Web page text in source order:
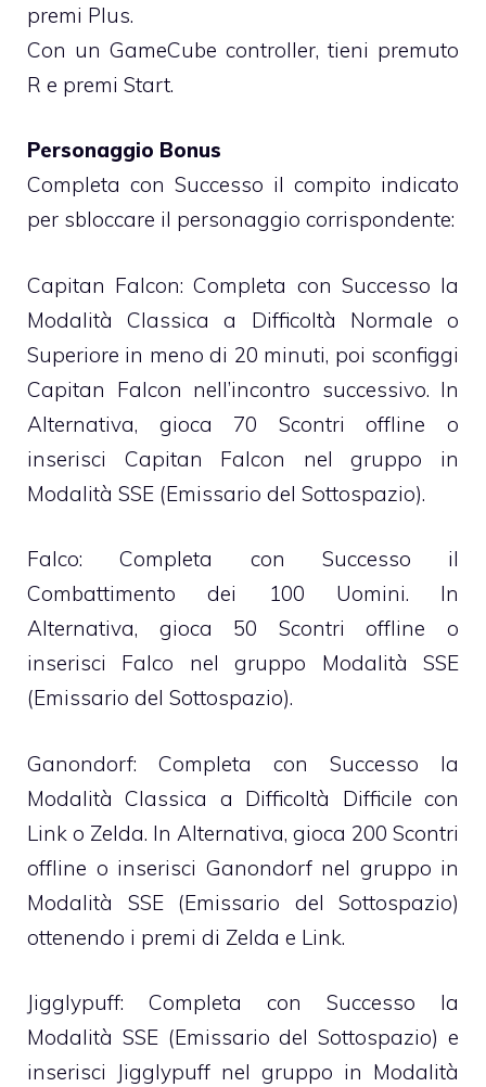
premi Plus.
Con un GameCube controller, tieni premuto
R e premi Start.
Personaggio Bonus
Completa con Successo il compito indicato
per sbloccare il personaggio corrispondente:
Capitan Falcon: Completa con Successo la
Modalità Classica a Difficoltà Normale o
Superiore in meno di 20 minuti, poi sconfiggi
Capitan Falcon nell’incontro successivo. In
Alternativa, gioca 70 Scontri offline o
inserisci Capitan Falcon nel gruppo in
Modalità SSE (Emissario del Sottospazio).
Falco: Completa con Successo il
Combattimento dei 100 Uomini. In
Alternativa, gioca 50 Scontri offline o
inserisci Falco nel gruppo Modalità SSE
(Emissario del Sottospazio).
Ganondorf: Completa con Successo la
Modalità Classica a Difficoltà Difficile con
Link o Zelda. In Alternativa, gioca 200 Scontri
offline o inserisci Ganondorf nel gruppo in
Modalità SSE (Emissario del Sottospazio)
ottenendo i premi di Zelda e Link.
Jigglypuff: Completa con Successo la
Modalità SSE (Emissario del Sottospazio) e
inserisci Jigglypuff nel gruppo in Modalità